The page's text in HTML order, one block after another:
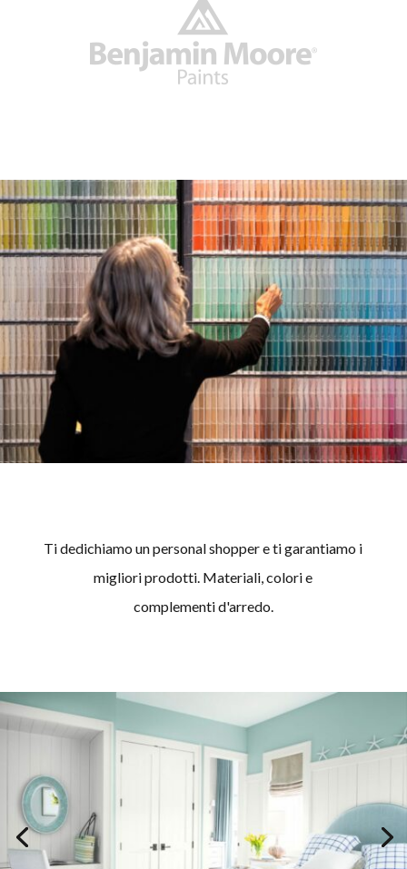
Ti dedichiamo un personal shopper e ti garantiamo i
migliori prodotti. Materiali, colori e
complementi d'arredo.